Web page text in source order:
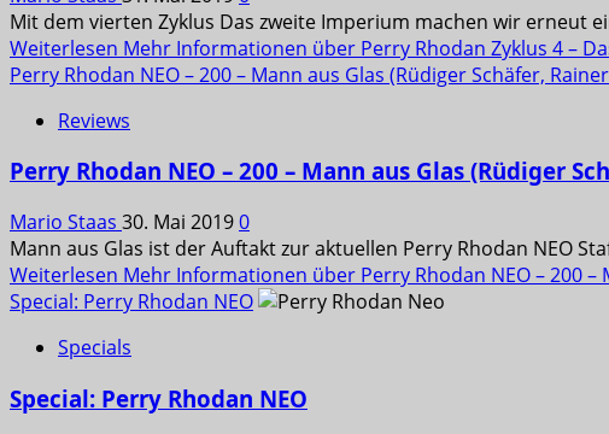
Mit dem vierten Zyklus Das zweite Imperium machen wir erneut
Weiterlesen Mehr Informationen über Perry Rhodan Zyklus 4 –
Perry Rhodan NEO – 200 – Mann aus Glas (Rüdiger Schäfer,
Reviews
Perry Rhodan NEO – 200 – Mann aus Glas (Rüdiger
Mario Staas 30. Mai 20190
Mann aus Glas ist der Auftakt zur aktuellen Perry Rhodan NEO
Weiterlesen Mehr Informationen über Perry Rhodan NEO – 200 –
Special: Perry Rhodan NEO
Specials
Special: Perry Rhodan NEO